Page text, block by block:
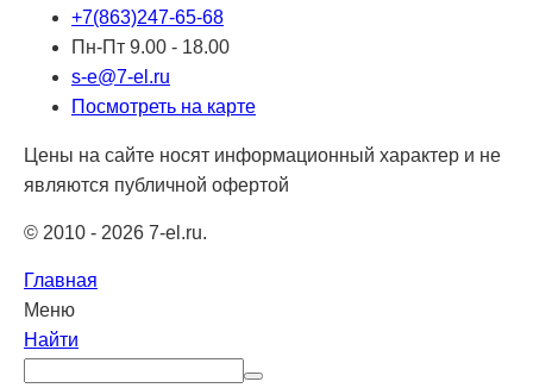
+7(863)247-65-68
Пн-Пт 9.00 - 18.00
s-e@7-el.ru
Посмотреть на карте
Цены на сайте носят информационный характер и не
являются публичной офертой
© 2010 - 2026 7-el.ru.
Главная
Меню
Найти